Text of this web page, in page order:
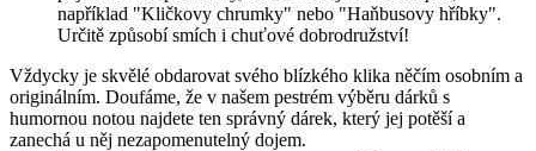
‌například⁢ "Kličkovy⁤ chrumky" nebo "Haňbusovy hříbky".
Určitě způsobí smích i chuťové dobrodružství!
Vždycky je skvělé obdarovat svého blízkého klika ⁤něčím⁢ osobním a
originálním.​ Doufáme, že ‌v našem pestrém výběru dárků s
humornou notou najdete ten ‍správný dárek, který jej⁤ potěší a
⁢zanechá u něj nezapomenutelný dojem.